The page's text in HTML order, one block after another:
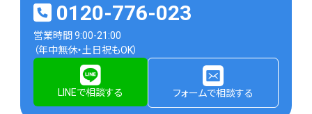
0120-776-023
営業時間 9:00-21:00
（年中無休・土日祝もOK）
LINEで相談する フォームで相談する